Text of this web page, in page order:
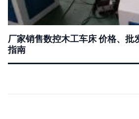
厂家销售数控木工车床 价格、批
指南